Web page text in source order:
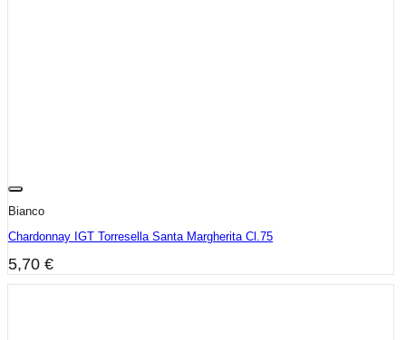
Bianco
Chardonnay IGT Torresella Santa Margherita Cl.75
5,70 €